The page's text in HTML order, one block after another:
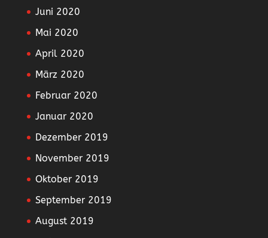
Juni 2020
Mai 2020
April 2020
März 2020
Februar 2020
Januar 2020
Dezember 2019
November 2019
Oktober 2019
September 2019
August 2019